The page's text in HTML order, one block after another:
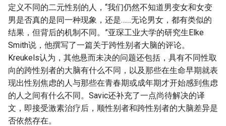
定义不同的二元性别的人，“我们仍然不知道男变女和女变
男是否真的是同一种现象，还是……无论男女，都有类似的
结果，但背后的机制不同。”亚琛工业大学的研究生Elke
Smith说，他撰写了一篇关于跨性别者大脑的评论。
Kreukels认为，其他悬而未决的问题还包括，具有不同性取
向的跨性别者的大脑有什么不同，以及那些在生命早期就表
现出性别焦虑的人与那些在青春期或成年期才开始感到焦虑
的人之间有什么不同。Savic还补充了一点尚待解决的译
文，即接受激素治疗后，顺性别者和跨性别者的大脑差异是
否依然存在。